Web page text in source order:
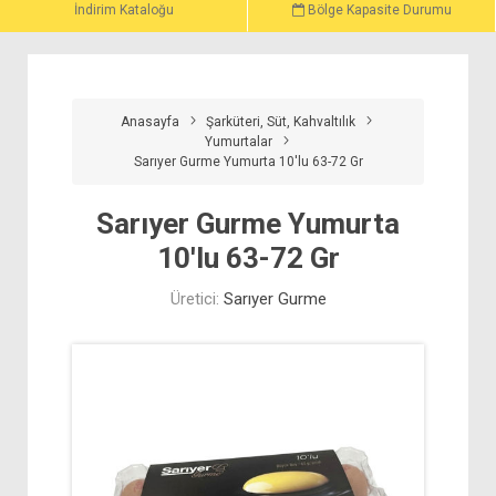
İndirim Kataloğu Bölge Kapasite Durumu
Anasayfa
Şarküteri, Süt, Kahvaltılık
Yumurtalar
Sarıyer Gurme Yumurta 10'lu 63-72 Gr
Sarıyer Gurme Yumurta
10'lu 63-72 Gr
Üretici: Sarıyer Gurme